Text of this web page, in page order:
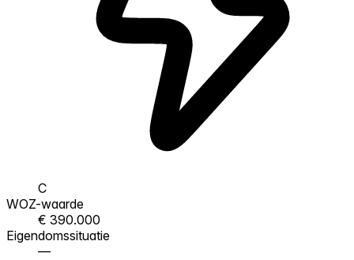
C
WOZ-waarde
€ 390.000
Eigendomssituatie
—